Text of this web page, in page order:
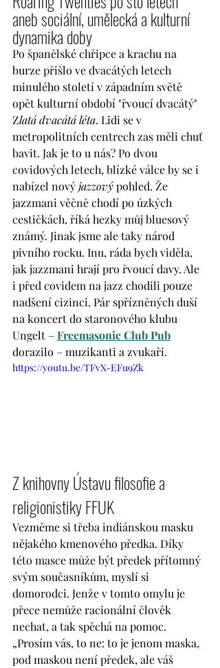
aneb sociální, umělecká a kulturní
dynamika doby
Po španělské chřipce a krachu na
burze přišlo ve dvacátých letech
minulého století v západním světě
opět kulturní období "řvoucí dvacátý"
Zlatá dvacátá léta. Lidi se v
metropolitních centrech zas měli chuť
bavit. Jak je to u nás? Po dvou
covidových letech, blízké válce by se i
nabízel nový jazzový pohled. Že
jazzmani věčně chodí po úzkých
cestičkách, říká hezky můj bluesový
známý. Jinak jsme ale taky národ
pivního rocku. Inu, ráda bych viděla,
jak jazzmani hrají pro řvoucí davy. Ale
i před covidem na jazz chodili pouze
nadšení cizinci. Pár spřízněných duší
na koncert do staronového klubu
Ungelt – Freemasonic Club Pub
dorazilo – muzikanti a zvukaři.
https://youtu.be/TFvX-EFu9Zk
Z knihovny Ústavu filosofie a
religionistiky FFUK
Vezměme si třeba indiánskou masku
nějakého kmenového předka. Díky
této masce může být předek přítomný
svým současníkům, myslí si
domorodci. Jenže v tomto omylu je
přece nemůže racionální člověk
nechat, a tak spěchá na pomoc.
„Prosím vás, to ne: to je jenom maska,
pod maskou není předek, ale váš